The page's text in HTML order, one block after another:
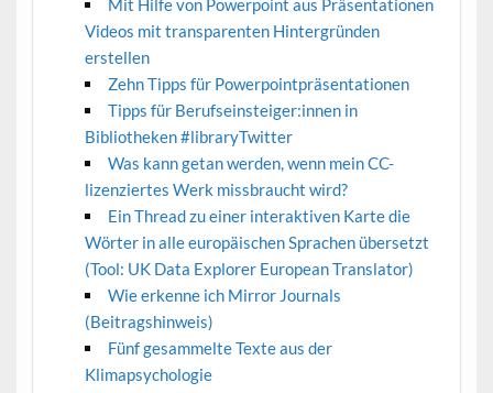
Videos mit transparenten Hintergründen
erstellen
Zehn Tipps für Powerpointpräsentationen
Tipps für Berufseinsteiger:innen in
Bibliotheken #libraryTwitter
Was kann getan werden, wenn mein CC-
lizenziertes Werk missbraucht wird?
Ein Thread zu einer interaktiven Karte die
Wörter in alle europäischen Sprachen übersetzt
(Tool: UK Data Explorer European Translator)
Wie erkenne ich Mirror Journals
(Beitragshinweis)
Fünf gesammelte Texte aus der
Klimapsychologie